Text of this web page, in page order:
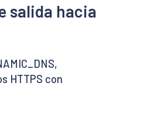
salida hacia
HTTPS con